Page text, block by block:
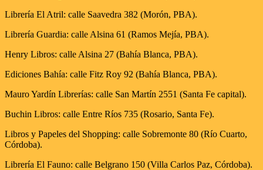
Librería El Atril: calle Saavedra 382 (Morón, PBA).
Librería Guardia: calle Alsina 61 (Ramos Mejía, PBA).
Henry Libros: calle Alsina 27 (Bahía Blanca, PBA).
Ediciones Bahía: calle Fitz Roy 92 (Bahía Blanca, PBA).
Mauro Yardín Librerías: calle San Martín 2551 (Santa Fe capital).
Buchin Libros: calle Entre Ríos 735 (Rosario, Santa Fe).
Libros y Papeles del Shopping: calle Sobremonte 80 (Río Cuarto,
Córdoba).
Librería El Fauno: calle Belgrano 150 (Villa Carlos Paz, Córdoba).